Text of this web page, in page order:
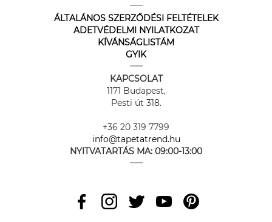
ÁLTALÁNOS SZERZŐDÉSI FELTÉTELEK
ADETVÉDELMI NYILATKOZAT
KÍVÁNSÁGLISTÁM
GYIK
KAPCSOLAT
1171 Budapest,
Pesti út 318.
+36 20 319 7799
info@tapetatrend.hu
NYITVATARTÁS MA: 09:00-13:00